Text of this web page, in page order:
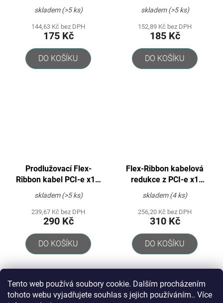
Tento web používá soubory cookie. Dalším procházením
tohoto webu vyjadřujete souhlas s jejich používáním.. Více
vertikální PCI-e x1
(Female)
skladem(>5 ks)
144,63 Kč bez DPH
175 Kč
DO KOŠÍKU
30cm
skladem(>5 ks)
152,89 Kč bez DPH
185 Kč
DO KOŠÍKU
Prodlužovací Flex-
Ribbon kabel PCI-e x1 s
přídavným napájením
skladem(>5 ks)
239,67 Kč bez DPH
290 Kč
DO KOŠÍKU
Flex-Ribbon kabelová
redukce z PCI-e x1
(Male) na PCI-e x16
(Female) s přídavným
napájením
skladem(4 ks)
256,20 Kč bez DPH
310 Kč
DO KOŠÍKU
O
v